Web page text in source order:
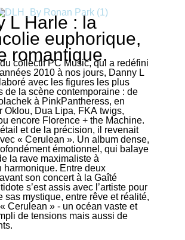
L Harle : la
euphorique,
romantique.
collectif PC Music, qui a redéfini
2010 à nos jours, Danny L
avec les figures les plus
de la scène contemporaine : de
à PinkPantheress, en
Oklou, Dua Lipa, FKA twigs,
encore Florence + the Machine.
et de la précision, il revenait
« Cerulean ». Un album dense,
émotionnel, qui balaye
la rave maximaliste à
Entre deux
son concert à la Gaîté
s’est assis avec l’artiste pour
sas mystique, entre rêve et réalité,
Cerulean » - un océan vaste et
de tensions mais aussi de